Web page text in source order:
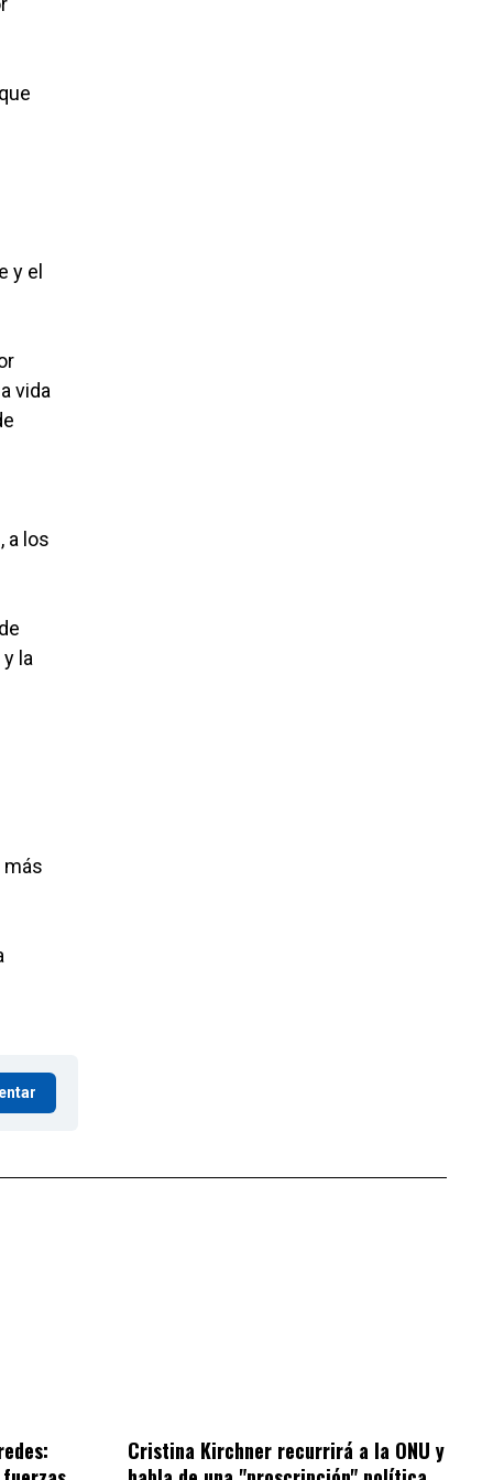
y el
vida
a los
la
más
Cristina Kirchner recurrirá a la ONU y